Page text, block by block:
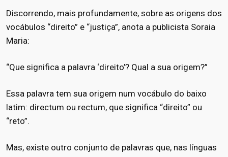
Discorrendo, mais profundamente, sobre as origens dos
vocábulos “direito” e “justiça”, anota a publicista Soraia
Maria:
“Que significa a palavra ‘direito’? Qual a sua origem?”
Essa palavra tem sua origem num vocábulo do baixo
latim: directum ou rectum, que significa “direito” ou
“reto”.
Mas, existe outro conjunto de palavras que, nas línguas